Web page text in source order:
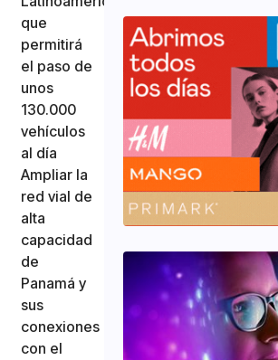
que
permitirá
el paso de
unos
130.000
vehículos
al día
Ampliar la
red vial de
alta
capacidad
de
Panamá y
sus
conexiones
con el